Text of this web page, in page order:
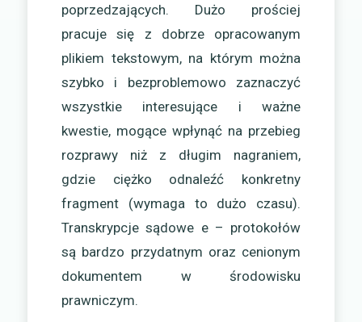
poprzedzających. Dużo prościej
pracuje się z dobrze opracowanym
plikiem tekstowym, na którym można
szybko i bezproblemowo zaznaczyć
wszystkie interesujące i ważne
kwestie, mogące wpłynąć na przebieg
rozprawy niż z długim nagraniem,
gdzie ciężko odnaleźć konkretny
fragment (wymaga to dużo czasu).
Transkrypcje sądowe e – protokołów
są bardzo przydatnym oraz cenionym
dokumentem w środowisku
prawniczym.